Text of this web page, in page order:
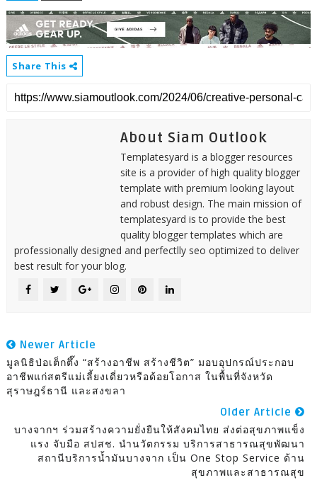
Share This
About Siam Outlook
Templatesyard is a blogger resources
site is a provider of high quality blogger
template with premium looking layout
and robust design. The main mission of
templatesyard is to provide the best
quality blogger templates which are
professionally designed and perfectlly seo optimized to deliver
best result for your blog.
Newer Article
มูลนิธิป่อเต็กตึ๊ง “สร้างอาชีพ สร้างชีวิต” มอบอุปกรณ์ประกอบ
อาชีพแก่สตรีแม่เลี้ยงเดี่ยวหรือด้อยโอกาส ในพื้นที่จังหวัด
สุราษฎร์ธานี และสงขลา
Older Article
บางจากฯ ร่วมสร้างความยั่งยืนให้สังคมไทย ส่งต่อสุขภาพแข็ง
แรง จับมือ สปสช. นำนวัตกรรม บริการสาธารณสุขพัฒนา
สถานีบริการน้ำมันบางจาก เป็น One Stop Service ด้าน
สุขภาพและสาธารณสุข